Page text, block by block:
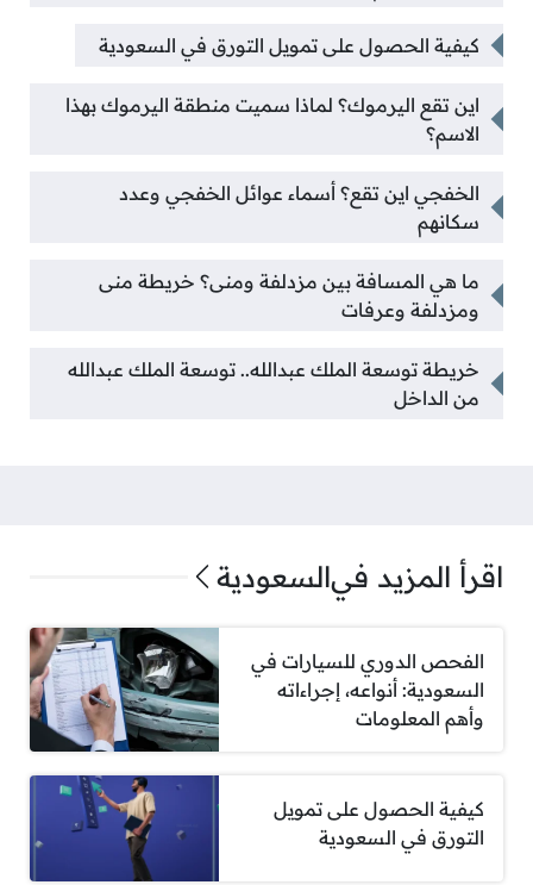
كيفية الحصول على تمويل التورق في السعودية
اين تقع اليرموك؟ لماذا سميت منطقة اليرموك بهذا
الاسم؟
الخفجي اين تقع؟ أسماء عوائل الخفجي وعدد
سكانهم
ما هي المسافة بين مزدلفة ومنى؟ خريطة منى
ومزدلفة وعرفات
خريطة توسعة الملك عبدالله.. توسعة الملك عبدالله
من الداخل
اقرأ المزيد فيالسعودية
الفحص الدوري للسيارات في
السعودية: أنواعه، إجراءاته
وأهم المعلومات
كيفية الحصول على تمويل
التورق في السعودية